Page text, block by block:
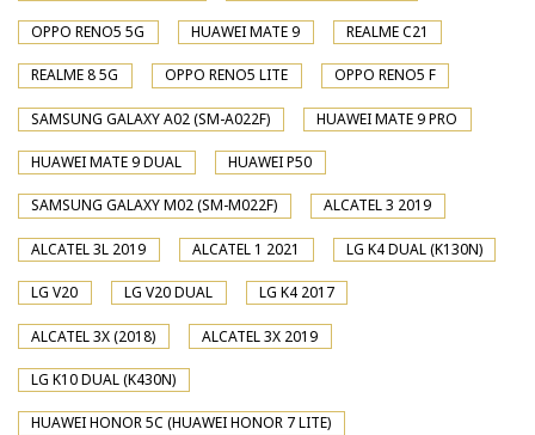
OPPO RENO5 5G HUAWEI MATE 9 REALME C21
REALME 8 5G OPPO RENO5 LITE OPPO RENO5 F
SAMSUNG GALAXY A02 (SM-A022F) HUAWEI MATE 9 PRO
HUAWEI MATE 9 DUAL HUAWEI P50
SAMSUNG GALAXY M02 (SM-M022F) ALCATEL 3 2019
ALCATEL 3L 2019 ALCATEL 1 2021 LG K4 DUAL (K130N)
LG V20 LG V20 DUAL LG K4 2017
ALCATEL 3X (2018) ALCATEL 3X 2019
LG K10 DUAL (K430N)
HUAWEI HONOR 5C (HUAWEI HONOR 7 LITE)